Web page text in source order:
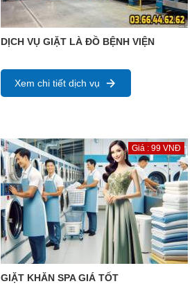
DỊCH VỤ GIẶT LÀ ĐỒ BỆNH VIỆN
Xem chi tiết dịch vụ
Giá : 99 VNĐ
GIẶT KHĂN SPA GIÁ TỐT